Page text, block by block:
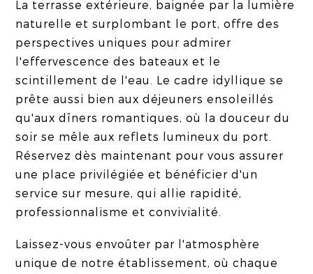
La terrasse extérieure, baignée par la lumière
naturelle et surplombant le port, offre des
perspectives uniques pour admirer
l'effervescence des bateaux et le
scintillement de l'eau. Le cadre idyllique se
prête aussi bien aux déjeuners ensoleillés
qu'aux dîners romantiques, où la douceur du
soir se mêle aux reflets lumineux du port.
Réservez dès maintenant pour vous assurer
une place privilégiée et bénéficier d'un
service sur mesure, qui allie rapidité,
professionnalisme et convivialité.
Laissez-vous envoûter par l'atmosphère
unique de notre établissement, où chaque